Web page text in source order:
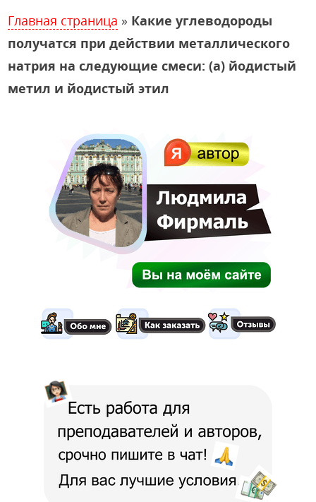
Главная страница » Какие углеводороды
получатся при действии металлического
натрия на следующие смеси: (а) йодистый
метил и йодистый этил